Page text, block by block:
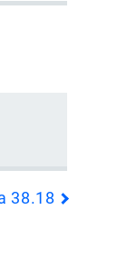
38.18